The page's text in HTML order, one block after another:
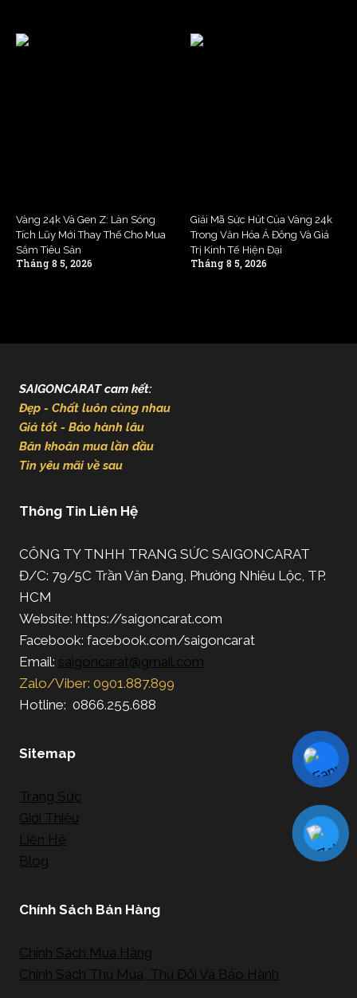
Vàng 24k Và Gen Z: Làn Sóng
Tích Lũy Mới Thay Thế Cho Mua
Sắm Tiêu Sản
Tháng 8 5, 2026
Giải Mã Sức Hút Của Vàng 24k
Trong Văn Hóa Á Đông Và Giá
Trị Kinh Tế Hiện Đại
Tháng 8 5, 2026
SAIGONCARAT cam kết:
Đẹp - Chất luôn cùng nhau
Giá tốt - Bảo hành lâu
Băn khoăn mua lần đầu
Tin yêu mãi về sau
Thông Tin Liên Hệ
CÔNG TY TNHH TRANG SỨC SAIGONCARAT
Đ/C: 79/5C Trần Văn Đang, Phường Nhiêu Lộc, TP.
HCM
Website: https://saigoncarat.com
Facebook: facebook.com/saigoncarat
Email: saigoncarat@gmail.com
Zalo/Viber: 0901.887.899
Hotline: 0866.255.688
Sitemap
Trang Sức
Giới Thiệu
Liên Hệ
Blog
Chính Sách Bán Hàng
Chính Sách Mua Hàng
Chính Sách Thu Mua, Thu Đổi Và Bảo Hành